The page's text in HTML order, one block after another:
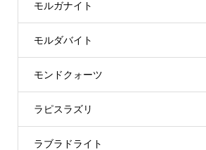
モルガナイト
モルダバイト
モンドクォーツ
ラピスラズリ
ラブラドライト